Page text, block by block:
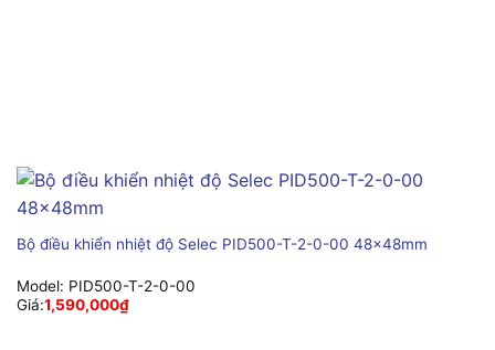
Bộ điều khiển nhiệt độ Selec PID500-T-2-0-00 48x48mm
Model: PID500-T-2-0-00
Giá:1,590,000₫